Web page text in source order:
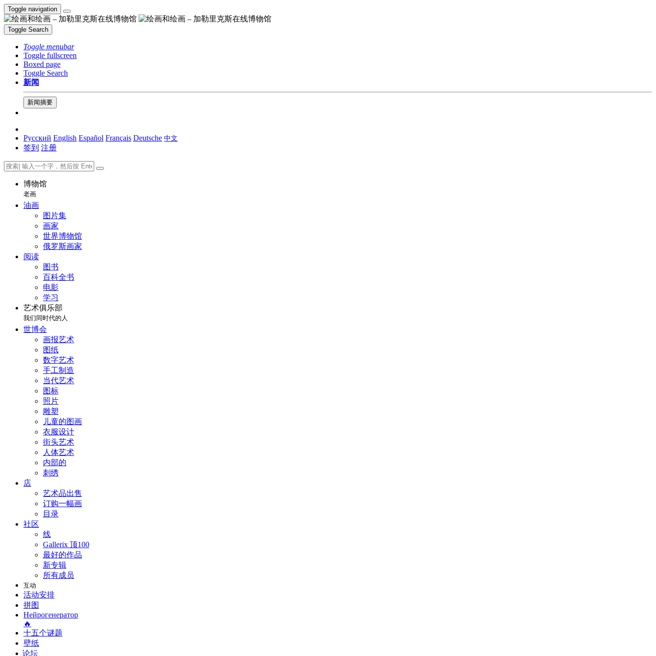
Toggle navigation
Toggle Search
Toggle menubar
Toggle fullscreen
Boxed page
Toggle Search
新闻
新闻摘要
Русский English Español Français Deutsche 中文
签到 注册
博物馆
老画
油画
图片集
画家
世界博物馆
俄罗斯画家
阅读
图书
百科全书
电影
学习
艺术俱乐部
我们同时代的人
世博会
画报艺术
图纸
数字艺术
手工制造
当代艺术
图标
照片
雕塑
儿童的图画
衣服设计
街头艺术
人体艺术
内部的
刺绣
店
艺术品出售
订购一幅画
目录
社区
线
Gallerix 顶100
最好的作品
新专辑
所有成员
互动
活动安排
拼图
Нейрогенератор
🔥
十五个谜题
壁纸
论坛